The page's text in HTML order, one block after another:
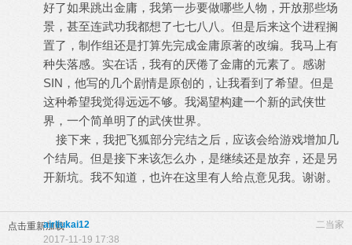
好了如果跳出金庸，我第一步要做哪些人物，开放那些场
景，甚至连武功我都想了七七八八。但是后来这个进程搁
置了，制作组还是打算先完成金庸原著的改编。我马上有
种失落感。实在话，我有的厌倦了金庸的元素了。感谢
SIN，他写的几个剧情是原创的，让我看到了希望。但是
这种希望我觉得远远不够。我渴望构建一个新的武侠世
界，一个简单明了的武侠世界。
接下来，我把飞狐部分完结之后，应该会给游戏增加几
个结局。但是接下来该怎么办，是继续还是放弃，还是另
开新坑。我不知道，也许在这里有人给点意见我。谢谢。
点击重新加载 二当家
airliukai12
2017-11-19 17:38